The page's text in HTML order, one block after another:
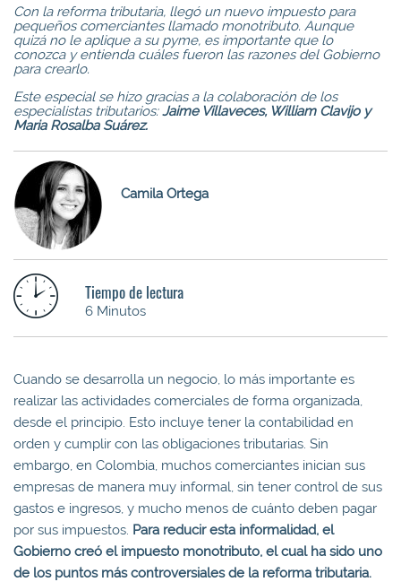
Con la reforma tributaria, llegó un nuevo impuesto para
pequeños comerciantes llamado monotributo. Aunque
quizá no le aplique a su pyme, es importante que lo
conozca y entienda cuáles fueron las razones del Gobierno
para crearlo.
Este especial se hizo gracias a la colaboración de los
especialistas tributarios:Jaime Villaveces, William Clavijo y
Maria Rosalba Suárez.
Camila Ortega
Tiempo de lectura
6 Minutos
Cuando se desarrolla un negocio, lo más importante es
realizar las actividades comerciales de forma organizada,
desde el principio. Esto incluye tener la contabilidad en
orden y cumplir con las obligaciones tributarias. Sin
embargo, en Colombia, muchos comerciantes inician sus
empresas de manera muy informal, sin tener control de sus
gastos e ingresos, y mucho menos de cuánto deben pagar
por sus impuestos. Para reducir esta informalidad, el
Gobierno creó el impuesto monotributo, el cual ha sido uno
de los puntos más controversiales de la reforma tributaria.